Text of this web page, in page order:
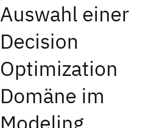
Auswahl einer
Decision
Optimization
Domäne im